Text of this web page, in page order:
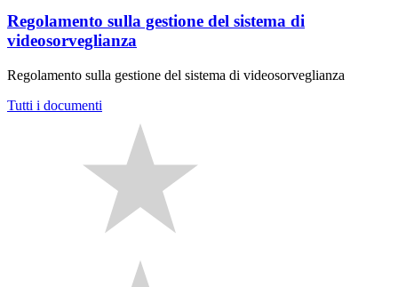
Regolamento sulla gestione del sistema di
videosorveglianza
Regolamento sulla gestione del sistema di videosorveglianza
Tutti i documenti